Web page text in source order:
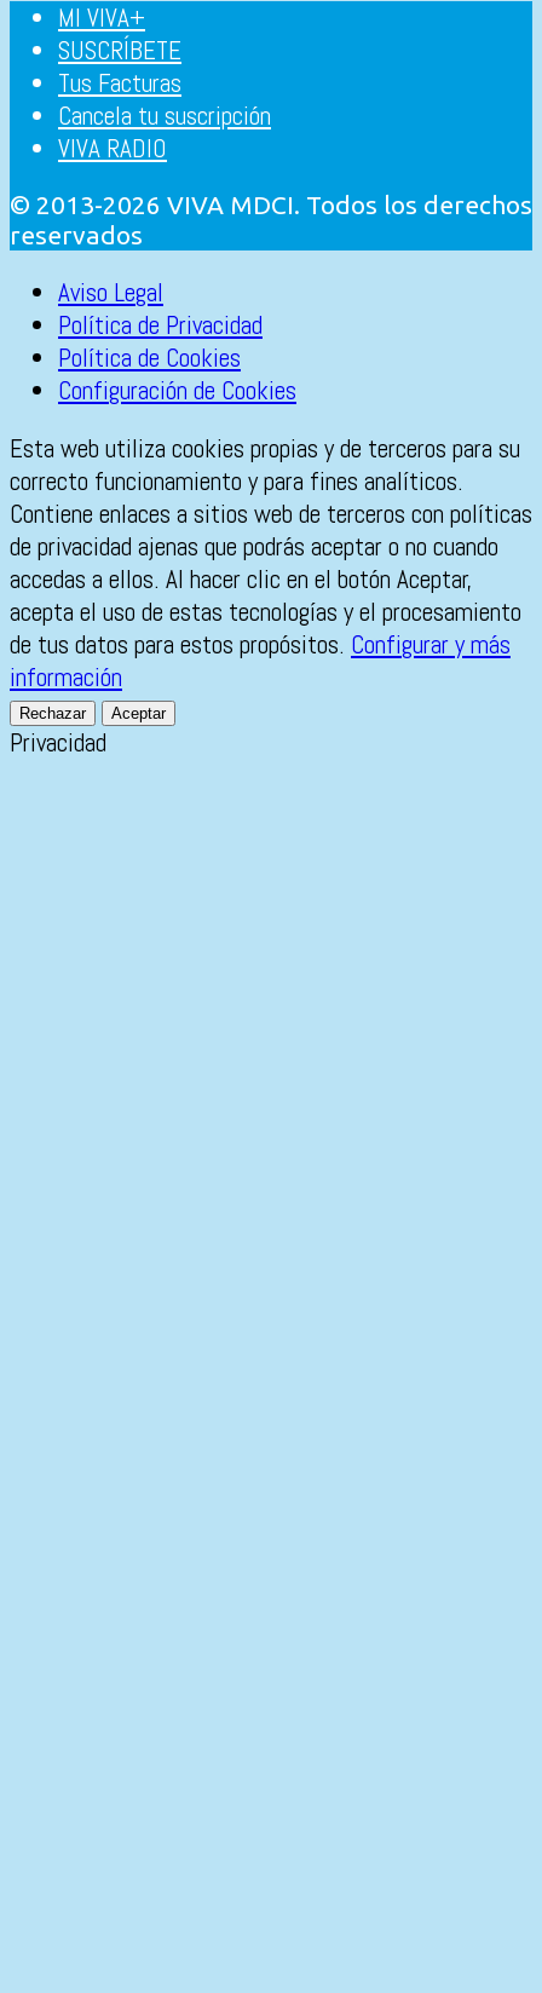
MI VIVA+
SUSCRÍBETE
Tus Facturas
Cancela tu suscripción
VIVA RADIO
© 2013-2026 VIVA MDCI. Todos los derechos
reservados
Aviso Legal
Política de Privacidad
Política de Cookies
Configuración de Cookies
Esta web utiliza cookies propias y de terceros para su
correcto funcionamiento y para fines analíticos.
Contiene enlaces a sitios web de terceros con políticas
de privacidad ajenas que podrás aceptar o no cuando
accedas a ellos. Al hacer clic en el botón Aceptar,
acepta el uso de estas tecnologías y el procesamiento
de tus datos para estos propósitos. Configurar y más
información
Rechazar Aceptar
Privacidad